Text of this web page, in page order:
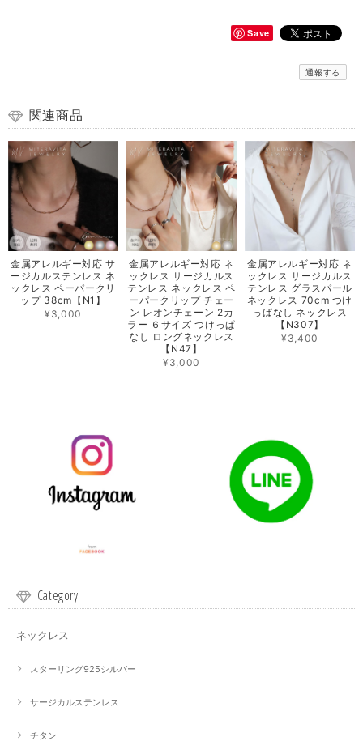
Save
通報する
関連商品
金属アレルギー対応 サ
ージカルステンレス ネ
ックレス ペーパークリ
ップ 38cm【N1】
¥3,000
金属アレルギー対応 ネ
ックレス サージカルス
テンレス ネックレス ペ
ーパークリップ チェー
ン レオンチェーン 2カ
ラー ６サイズ つけっぱ
なし ロングネックレス
【N47】
¥3,000
金属アレルギー対応 ネ
ックレス サージカルス
テンレス グラスパール
ネックレス 70cm つけ
っぱなし ネックレス
【N307】
¥3,400
Category
ネックレス
スターリング925シルバー
サージカルステンレス
チタン